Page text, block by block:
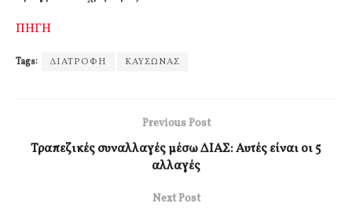
ΠΗΓΗ
Tags: ΔΙΑΤΡΟΦΗ ΚΑΥΣΩΝΑΣ
Previous Post
Τραπεζικές συναλλαγές μέσω ΔΙΑΣ: Αυτές είναι οι 5
αλλαγές
Next Post